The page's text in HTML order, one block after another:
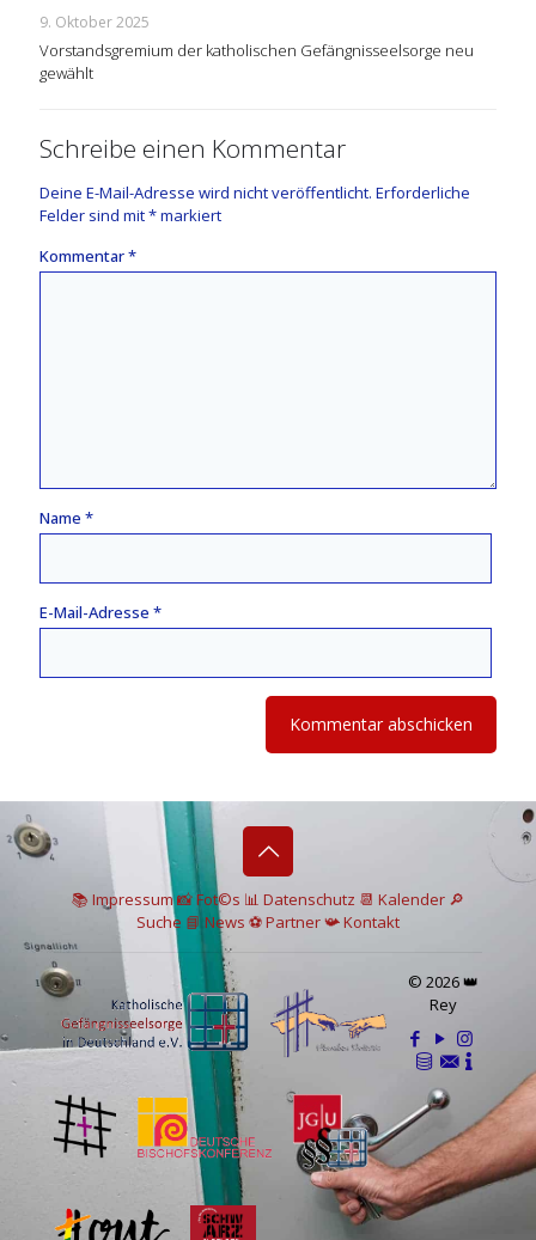
9. Oktober 2025
Vorstandsgremium der katholischen Gefängnisseelsorge neu
gewählt
Schreibe einen Kommentar
Deine E-Mail-Adresse wird nicht veröffentlicht. Erforderliche
Felder sind mit*markiert
Kommentar*
Name *
E-Mail-Adresse *
📚 Impressum📸Fot©s 📊 Datenschutz 📆 Kalender 🔎
Suche 📘 News ⚽Partner📯Kontakt
© 2026 👑
Rey